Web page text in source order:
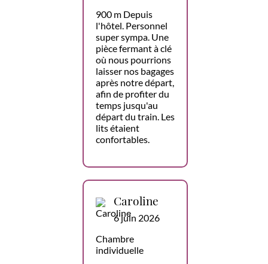
900 m Depuis
l'hôtel. Personnel
super sympa. Une
pièce fermant à clé
où nous pourrions
laisser nos bagages
après notre départ,
afin de profiter du
temps jusqu'au
départ du train. Les
lits étaient
confortables.
Caroline
6 juin 2026
Chambre
individuelle